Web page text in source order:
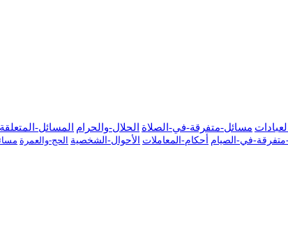
مسائل-متفرقة-في-الصلاة الحلال-والحرام المسائل-
في-الصيام أحكام-المعاملات الأحوال-الشخصية الحج-والعمرة